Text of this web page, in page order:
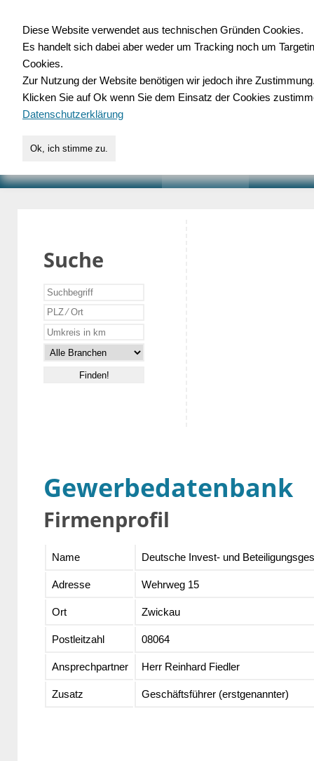
für Handwerk,
Suche
Gewerbedatenbank
Firmenprofil
Name Deutsche Invest- und
Adresse Wehrweg 15
Ort Zwickau
Postleitzahl 08064
Ansprechpartner Herr Reinhard Fiedler
Zusatz Geschäftsführer (erstgenannter)
Diese Website verwendet aus technischen Gründen Cookies.
Es handelt sich dabei aber weder um Tracking noch um
Cookies.
Zur Nutzung der Website benötigen wir jedoch ihre
Klicken Sie auf Ok wenn Sie dem Einsatz der Cookies
Datenschutzerklärung
Ok, ich stimme zu.